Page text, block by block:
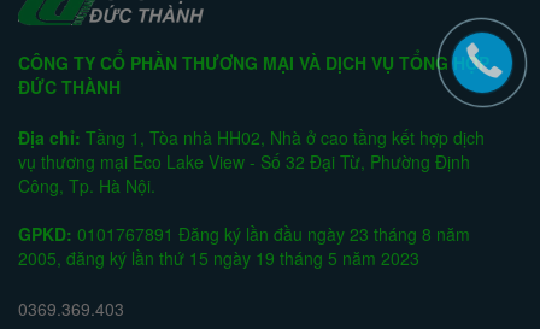
CÔNG TY CỔ PHẦN THƯƠNG MẠI VÀ DỊCH VỤ TỔNG HỢP
ĐỨC THÀNH
Địa chỉ: Tầng 1, Tòa nhà HH02, Nhà ở cao tầng kết hợp dịch
vụ thương mại Eco Lake View - Số 32 Đại Từ, Phường Định
Công, Tp. Hà Nội.
GPKD: 0101767891 Đăng ký lần đầu ngày 23 tháng 8 năm
2005, đăng ký lần thứ 15 ngày 19 tháng 5 năm 2023
0369.369.403